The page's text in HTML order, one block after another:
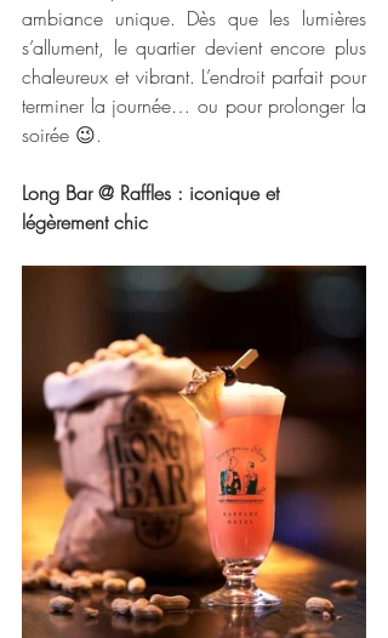
ambiance unique. Dès que les lumières
s’allument, le quartier devient encore plus
chaleureux et vibrant. L’endroit parfait pour
terminer la journée… ou pour prolonger la
soirée 😉.
Long Bar @ Raffles : iconique et
légèrement chic